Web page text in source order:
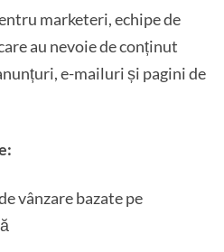
marketeri, echipe de
au nevoie de conținut
e-mailuri și pagini de
vânzare bazate pe